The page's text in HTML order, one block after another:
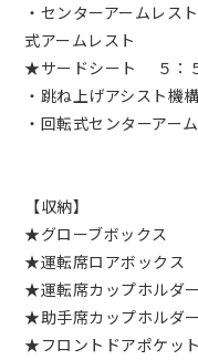
・センターアームレス
式アームレスト
★サードシート ５：
・跳ね上げアシスト機
・回転式センターアー
【収納】
★グローブボックス
★運転席ロアボックス
★運転席カップホルダー
★助手席カップホルダー
★フロントドアポケッ